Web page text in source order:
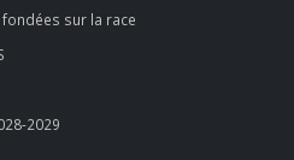
fondées sur la race
2029